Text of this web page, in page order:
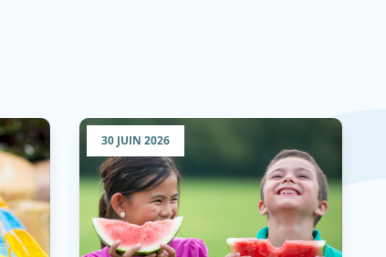
30 JUIN 2026